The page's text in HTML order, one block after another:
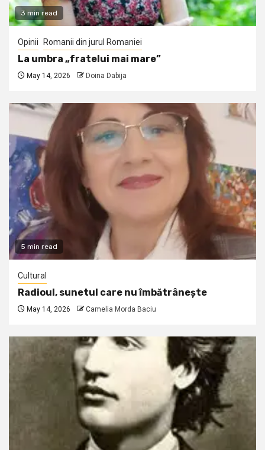
3 min read
Opinii Romanii din jurul Romaniei
La umbra „fratelui mai mare”
May 14, 2026 Doina Dabija
5 min read
Cultural
Radioul, sunetul care nu îmbătrânește
May 14, 2026 Camelia Morda Baciu